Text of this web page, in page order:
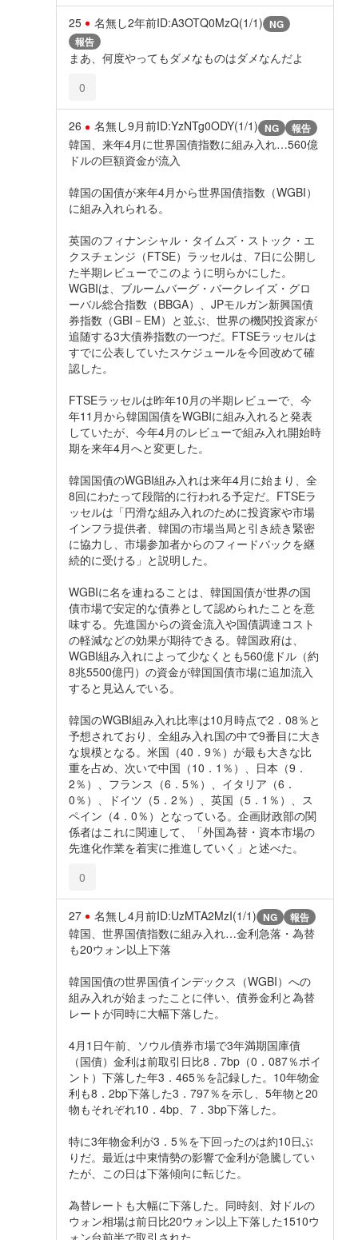
25 名無し2年前ID:A3OTQ0MzQ(1/1) NG
報告
まあ、何度やってもダメなものはダメなんだよ
0
26 名無し9月前ID:YzNTg0ODY(1/1) NG 報告
韓国、来年4月に世界国債指数に組み入れ…560億
ドルの巨額資金が流入
韓国の国債が来年4月から世界国債指数（WGBI）
に組み入れられる。
英国のフィナンシャル・タイムズ・ストック・エ
クスチェンジ（FTSE）ラッセルは、7日に公開し
た半期レビューでこのように明らかにした。
WGBIは、ブルームバーグ・バークレイズ・グロ
ーバル総合指数（BBGA）、JPモルガン新興国債
券指数（GBI－EM）と並ぶ、世界の機関投資家が
追随する3大債券指数の一つだ。FTSEラッセルは
すでに公表していたスケジュールを今回改めて確
認した。
FTSEラッセルは昨年10月の半期レビューで、今
年11月から韓国国債をWGBIに組み入れると発表
していたが、今年4月のレビューで組み入れ開始時
期を来年4月へと変更した。
韓国国債のWGBI組み入れは来年4月に始まり、全
8回にわたって段階的に行われる予定だ。FTSEラ
ッセルは「円滑な組み入れのために投資家や市場
インフラ提供者、韓国の市場当局と引き続き緊密
に協力し、市場参加者からのフィードバックを継
続的に受ける」と説明した。
WGBIに名を連ねることは、韓国国債が世界の国
債市場で安定的な債券として認められたことを意
味する。先進国からの資金流入や国債調達コスト
の軽減などの効果が期待できる。韓国政府は、
WGBI組み入れによって少なくとも560億ドル（約
8兆5500億円）の資金が韓国国債市場に追加流入
すると見込んでいる。
韓国のWGBI組み入れ比率は10月時点で2．08％と
予想されており、全組み入れ国の中で9番目に大き
な規模となる。米国（40．9％）が最も大きな比
重を占め、次いで中国（10．1％）、日本（9．
2％）、フランス（6．5％）、イタリア（6．
0％）、ドイツ（5．2％）、英国（5．1％）、ス
ペイン（4．0％）となっている。企画財政部の関
係者はこれに関連して、「外国為替・資本市場の
先進化作業を着実に推進していく」と述べた。
0
27 名無し4月前ID:UzMTA2MzI(1/1) NG 報告
韓国、世界国債指数に組み入れ…金利急落・為替
も20ウォン以上下落
韓国国債の世界国債インデックス（WGBI）への
組み入れが始まったことに伴い、債券金利と為替
レートが同時に大幅下落した。
4月1日午前、ソウル債券市場で3年満期国庫債
（国債）金利は前取引日比8．7bp（0．087％ポイ
ント）下落した年3．465％を記録した。10年物金
利も8．2bp下落した3．797％を示し、5年物と20
物もそれぞれ10．4bp、7．3bp下落した。
特に3年物金利が3．5％を下回ったのは約10日ぶ
りだ。最近は中東情勢の影響で金利が急騰してい
たが、この日は下落傾向に転じた。
為替レートも大幅に下落した。同時刻、対ドルの
ウォン相場は前日比20ウォン以上下落した1510ウ
ォン台前半で取引された。